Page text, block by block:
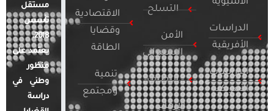
الآسيوية
الدراسات
الأفريقية
الدراسات
الأمريكية
التسلح
الأمن
السيبراني
التطرف
الإرهاب
الاقتصادية
وقضايا
الطاقة
تنمية
ومجتمع
مستقل
تأسس
2018.
يعتمد على
منظور
وطني في
دراسة